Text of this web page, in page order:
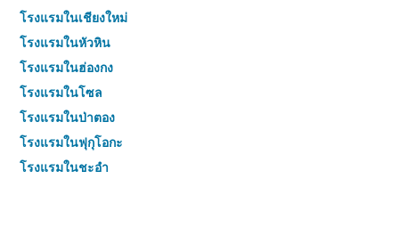
โรงแรมในเชียงใหม่
โรงแรมในหัวหิน
โรงแรมในฮ่องกง
โรงแรมในโซล
โรงแรมในป่าตอง
โรงแรมในฟุกุโอกะ
โรงแรมในชะอำ